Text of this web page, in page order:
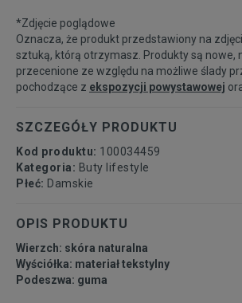
37
37,5
38,5
40
*Zdjęcie poglądowe
Oznacza, że produkt przedstawiony na
sztuką, którą otrzymasz. Produkty są nowe,
przecenione ze względu na możliwe ślady
pochodzące z ekspozycji powystawowej
SZCZEGÓŁY PRODUKTU
Kod produktu: 100034459
Kategoria: Buty lifestyle
Płeć: Damskie
OPIS PRODUKTU
Wierzch: skóra naturalna
Wyściółka: materiał tekstylny
Podeszwa: guma